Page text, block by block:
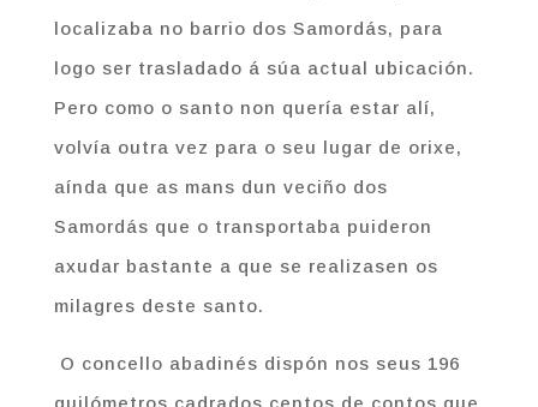
localizaba no barrio dos Samordás, para
logo ser trasladado á súa actual ubicación.
Pero como o santo non quería estar alí,
volvía outra vez para o seu lugar de orixe,
aínda que as mans dun veciño dos
Samordás que o transportaba puideron
axudar bastante a que se realizasen os
milagres deste santo.
O concello abadinés dispón nos seus 196
quilómetros cadrados centos de contos que